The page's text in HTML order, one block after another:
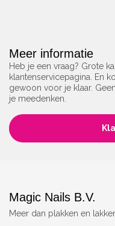
Meer informatie
Heb je een vraag? Grote
klantenservicepagina. En
gewoon voor je klaar.
je meedenken.
Magic Nails B.V.
Meer dan plakken en